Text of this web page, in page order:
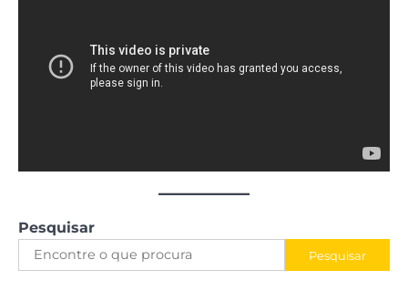
Pesquisar
Pesquisar